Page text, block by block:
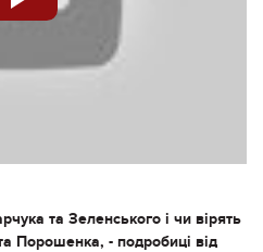
та Зеленського і чи вірять
Порошенка, - подробиці від